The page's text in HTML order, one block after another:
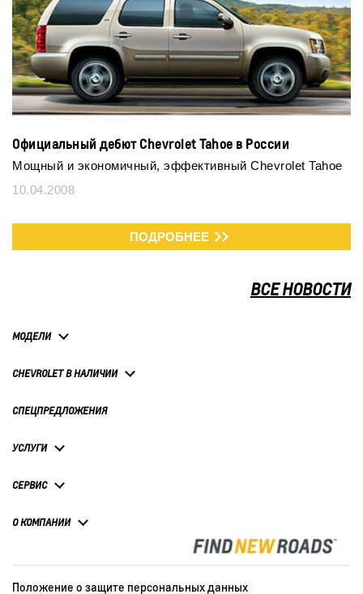
Официальный дебют Chevrolet Tahoe в России
Мощный и экономичный, эффективный Chevrolet Tahoe
10.04.2008
ПОДРОБНЕЕ
ВСЕ НОВОСТИ
МОДЕЛИ
CHEVROLET В НАЛИЧИИ
СПЕЦПРЕДЛОЖЕНИЯ
УСЛУГИ
СЕРВИС
О КОМПАНИИ
Положение о защите персональных данных